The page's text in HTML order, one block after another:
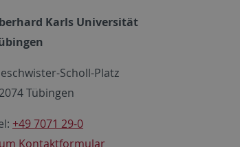
Karls Universität
Scholl-Platz
Tübingen
+49 7071 29-0
Kontaktformular